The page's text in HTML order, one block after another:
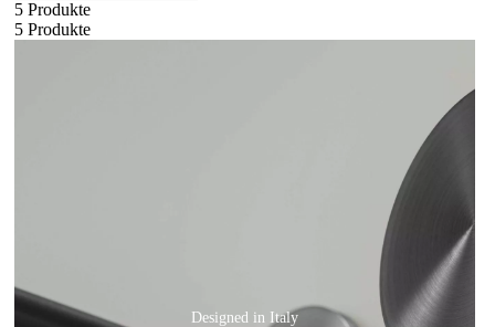
5 Produkte
5 Produkte
Designed in Italy